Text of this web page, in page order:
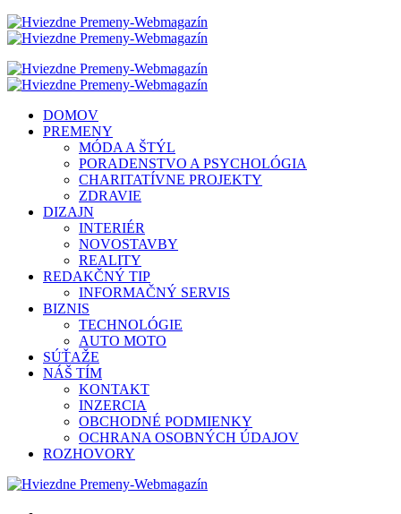
DOMOV
PREMENY
MÓDA A ŠTÝL
PORADENSTVO A PSYCHOLÓGIA
CHARITATÍVNE PROJEKTY
ZDRAVIE
DIZAJN
INTERIÉR
NOVOSTAVBY
REALITY
REDAKČNÝ TIP
INFORMAČNÝ SERVIS
BIZNIS
TECHNOLÓGIE
AUTO MOTO
SÚŤAŽE
NÁŠ TÍM
KONTAKT
INZERCIA
OBCHODNÉ PODMIENKY
OCHRANA OSOBNÝCH ÚDAJOV
ROZHOVORY